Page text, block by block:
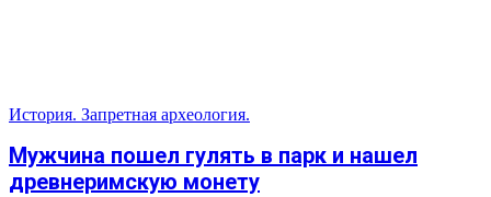
История. Запретная археология.
Мужчина пошел гулять в парк и нашел
древнеримскую монету